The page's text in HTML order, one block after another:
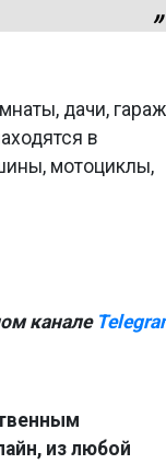
дачи,
в
мотоциклы,
канале
из любой